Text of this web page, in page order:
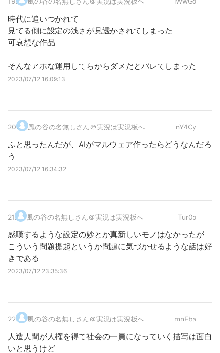
時代に追いつかれて
見てる側に設定の浅さが見透かされてしまった
可哀想な作品
そんなアホな運用してらからダメだとバレてしまった
2023/07/12 16:09:13
20. 風の谷の名無しさん＠実況は実況板へ nY4Cy
ふと思ったんだが、AIがマルウェア作ったらどうなんだろ
う
2023/07/12 16:34:32
21. 風の谷の名無しさん＠実況は実況板へ Tur0o
感嘆するような設定の妙とか真新しいモノはなかったが
こういう問題提起というか問題に気づかせるような話は好
きである
2023/07/12 23:35:36
22. 風の谷の名無しさん＠実況は実況板へ mnEba
人造人間が人権を得て社会の一員になっていく描写は面白
いと思うけど